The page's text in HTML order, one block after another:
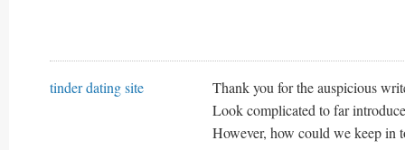
tinder dating site
Thank you for the auspicious
Look complicated to far
However, how could we keep in